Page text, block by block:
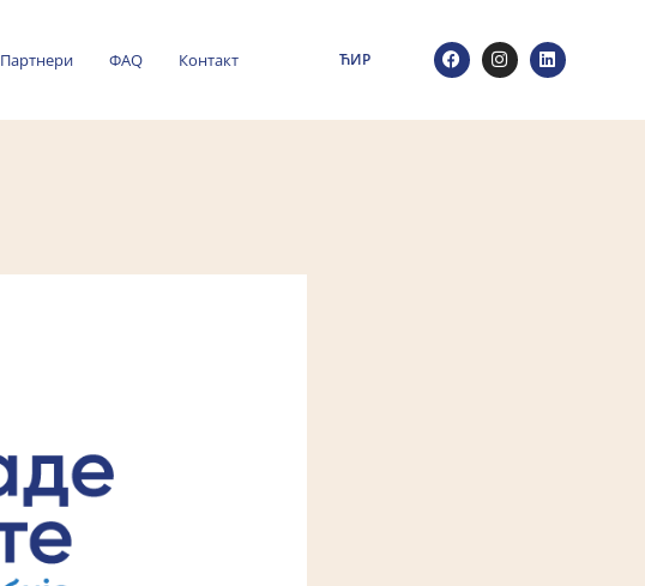
Партнери ФАQ Контакт ЋИР